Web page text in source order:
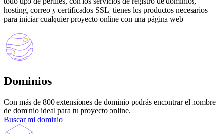
hosting, correo y certificados SSL, tienes los productos necesarios
para iniciar cualquier proyecto online con una página web
Dominios
Con más de 800 extensiones de dominio podrás encontrar el nombre
de dominio ideal para tu proyecto online.
Buscar mi dominio